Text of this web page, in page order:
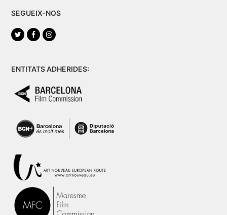
SEGUEIX-NOS
TwitterFacebookInstagram
ENTITATS ADHERIDES: